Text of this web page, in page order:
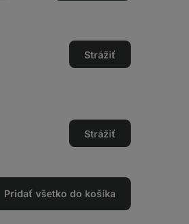
Strážiť
Strážiť
Pridať všetko do košíka